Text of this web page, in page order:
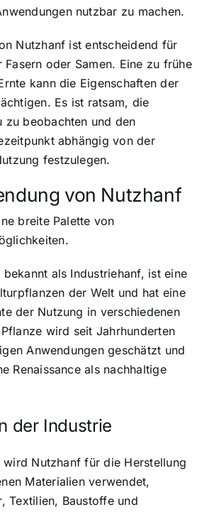
nutzbar zu machen.
Nutzhanf ist entscheidend für
Fasern oder Samen. Eine zu frühe
kann die Eigenschaften der
Es ist ratsam, die
zu beobachten und den
abhängig von der
festzulegen.
von Nutzhanf
breite Palette von
bekannt als Industriehanf, ist eine
der Welt und hat eine
der Nutzung in verschiedenen
wird seit Jahrhunderten
Anwendungen geschätzt und
Renaissance als nachhaltige
der Industrie
wird Nutzhanf für die Herstellung
Materialien verwendet,
Textilien, Baustoffe und